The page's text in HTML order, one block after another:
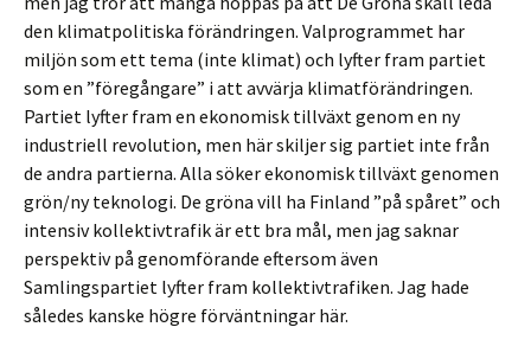
den klimatpolitiska förändringen. Valprogrammet har
miljön som ett tema (inte klimat) och lyfter fram partiet
som en ”föregångare” i att avvärja klimatförändringen.
Partiet lyfter fram en ekonomisk tillväxt genom en ny
industriell revolution, men här skiljer sig partiet inte från
de andra partierna. Alla söker ekonomisk tillväxt genomen
grön/ny teknologi. De gröna vill ha Finland ”på spåret” och
intensiv kollektivtrafik är ett bra mål, men jag saknar
perspektiv på genomförande eftersom även
Samlingspartiet lyfter fram kollektivtrafiken. Jag hade
således kanske högre förväntningar här.